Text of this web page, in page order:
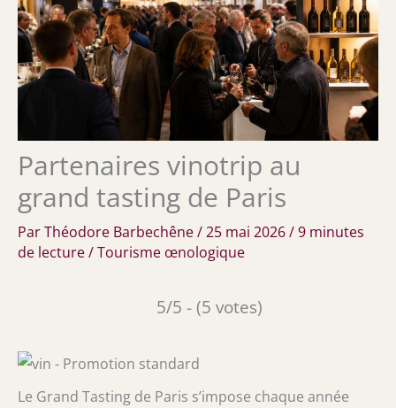
Partenaires vinotrip au
grand tasting de Paris
ParThéodore Barbechêne/25 mai 2026/9 minutes
de lecture/Tourisme œnologique
5/5 - (5 votes)
Le Grand Tasting de Paris s’impose chaque année